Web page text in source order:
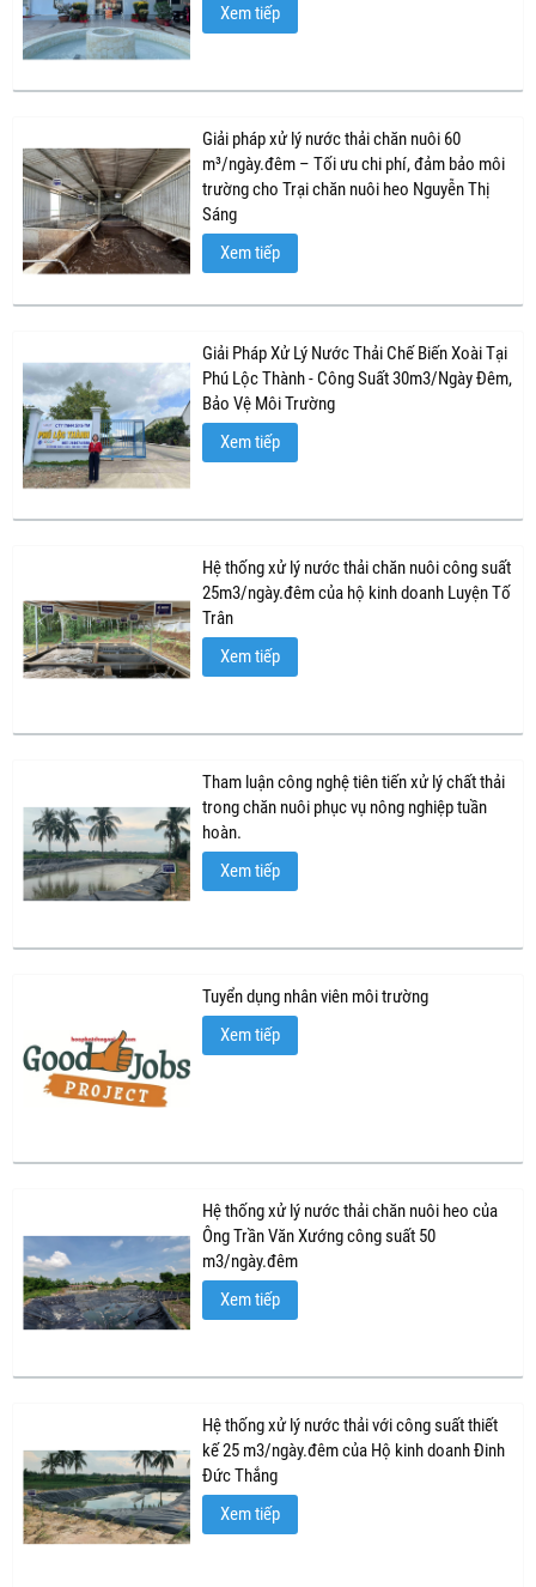
Xem tiếp
Giải pháp xử lý nước thải chăn nuôi 60
m³/ngày.đêm – Tối ưu chi phí, đảm bảo môi
trường cho Trại chăn nuôi heo Nguyễn Thị
Sáng
Xem tiếp
Giải Pháp Xử Lý Nước Thải Chế Biến Xoài Tại
Phú Lộc Thành - Công Suất 30m3/Ngày Đêm,
Bảo Vệ Môi Trường
Xem tiếp
Hệ thống xử lý nước thải chăn nuôi công suất
25m3/ngày.đêm của hộ kinh doanh Luyện Tố
Trân
Xem tiếp
Tham luận công nghệ tiên tiến xử lý chất thải
trong chăn nuôi phục vụ nông nghiệp tuần
hoàn.
Xem tiếp
Tuyển dụng nhân viên môi trường
Xem tiếp
Hệ thống xử lý nước thải chăn nuôi heo của
Ông Trần Văn Xướng công suất 50
m3/ngày.đêm
Xem tiếp
Hệ thống xử lý nước thải với công suất thiết
kế 25 m3/ngày.đêm của Hộ kinh doanh Đinh
Đức Thắng
Xem tiếp